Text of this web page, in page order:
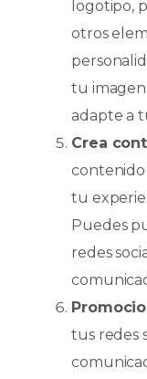
logotipo,
otros
tu imagen
adapte a
Crea
tu
Puedes
redes
tus redes